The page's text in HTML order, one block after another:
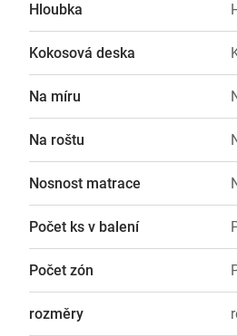
Hloubka
Kokosová deska
Na míru
Na roštu
Nosnost matrace
Počet ks v balení
Počet zón
rozměry